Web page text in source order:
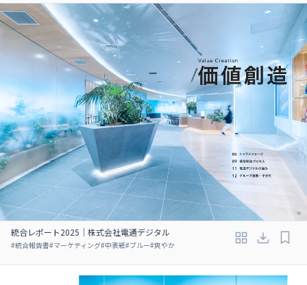
統合レポート2025｜株式会社電通デジタル
#統合報告書#マーケティング#中表紙#ブルー#爽やか